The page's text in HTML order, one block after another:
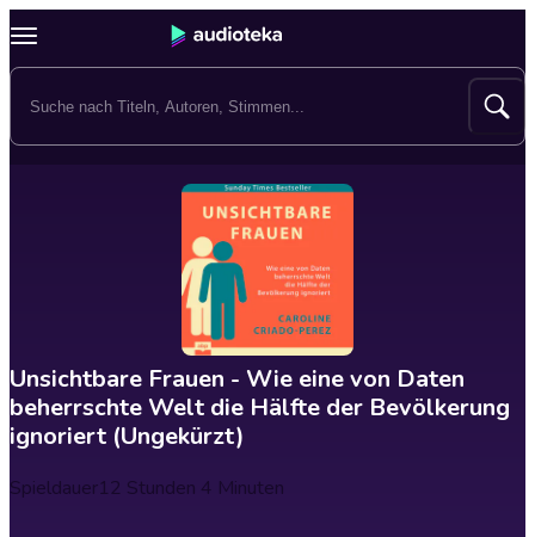
Unsichtbare Frauen - Wie eine von Daten
beherrschte Welt die Hälfte der Bevölkerung
ignoriert (Ungekürzt)
Spieldauer12 Stunden 4 Minuten